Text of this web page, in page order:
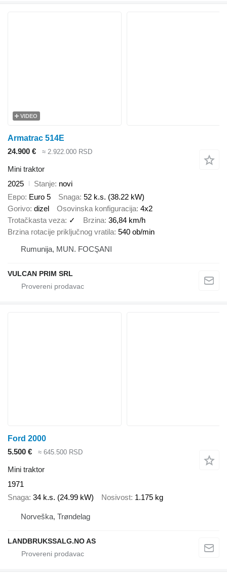
VIDEO
Armatrac 514E
24.900 €
≈ 2.922.000 RSD
Mini traktor
2025
Stanje novi
Евро Euro 5 Snaga 52 k.s. (38.22 kW)
Gorivo dizel Osovinska konfiguracija 4x2
Trotačkasta veza ✓ Brzina 36,84 km/h
Brzina rotacije priključnog vratila 540 ob/min
Rumunija, MUN. FOCŞANI
VULCAN PRIM SRL
Ford 2000
5.500 €
≈ 645.500 RSD
Mini traktor
1971
Snaga 34 k.s. (24.99 kW) Nosivost 1.175 kg
Norveška, Trøndelag
LANDBRUKSSALG.NO AS